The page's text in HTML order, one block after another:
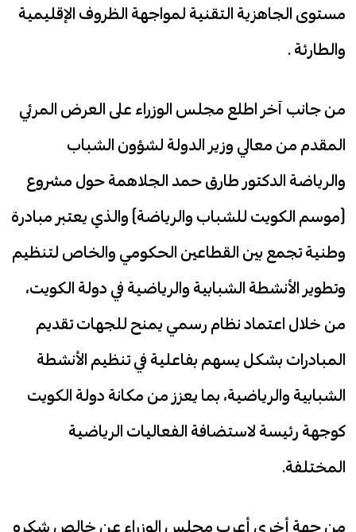
مستوى الجاهزية التقنية لمواجهة الظروف الإقليمية
والطارئة .
من جانب آخر اطلع مجلس الوزراء على العرض المرئي
المقدم من معالي وزير الدولة لشؤون الشباب
والرياضة الدكتور طارق حمد الجلاهمة حول مشروع
(موسم الكويت للشباب والرياضة) والذي يعتبر مبادرة
وطنية تجمع بين القطاعين الحكومي والخاص لتنظيم
وتطوير الأنشطة الشبابية والرياضية في دولة الكويت،
من خلال اعتماد نظام رسمي يمنح للجهات تقديم
المبادرات بشكل يسهم بفاعلية في تنظيم الأنشطة
الشبابية والرياضية، بما يعزز من مكانة دولة الكويت
كوجهة رئيسة لاستضافة الفعاليات الرياضية
المختلفة.
من جهة أخرى أعرب مجلس الوزراء عن خالص شكره